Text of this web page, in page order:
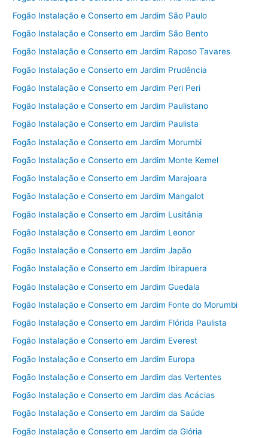
Fogão Instalação e Conserto em Jardim São Paulo
Fogão Instalação e Conserto em Jardim São Bento
Fogão Instalação e Conserto em Jardim Raposo Tavares
Fogão Instalação e Conserto em Jardim Prudência
Fogão Instalação e Conserto em Jardim Peri Peri
Fogão Instalação e Conserto em Jardim Paulistano
Fogão Instalação e Conserto em Jardim Paulista
Fogão Instalação e Conserto em Jardim Morumbi
Fogão Instalação e Conserto em Jardim Monte Kemel
Fogão Instalação e Conserto em Jardim Marajoara
Fogão Instalação e Conserto em Jardim Mangalot
Fogão Instalação e Conserto em Jardim Lusitânia
Fogão Instalação e Conserto em Jardim Leonor
Fogão Instalação e Conserto em Jardim Japão
Fogão Instalação e Conserto em Jardim Ibirapuera
Fogão Instalação e Conserto em Jardim Guedala
Fogão Instalação e Conserto em Jardim Fonte do Morumbi
Fogão Instalação e Conserto em Jardim Flórida Paulista
Fogão Instalação e Conserto em Jardim Everest
Fogão Instalação e Conserto em Jardim Europa
Fogão Instalação e Conserto em Jardim das Vertentes
Fogão Instalação e Conserto em Jardim das Acácias
Fogão Instalação e Conserto em Jardim da Saúde
Fogão Instalação e Conserto em Jardim da Glória